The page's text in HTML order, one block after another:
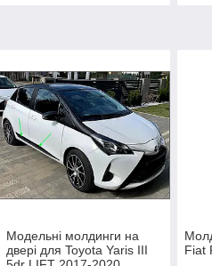
Модельні молдинги на
двері для Toyota Yaris III
Fiat